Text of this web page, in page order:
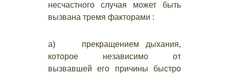
несчастного случая может быть
вызвана тремя факторами :
а) прекращением дыхания,
которое независимо от
вызвавшей его причины быстро